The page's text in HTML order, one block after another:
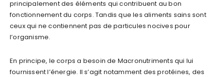
principalement des éléments qui contribuent au bon
fonctionnement du corps. Tandis que les aliments sains sont
ceux qui ne contiennent pas de particules nocives pour
l’organisme.
En principe, le corps a besoin de Macronutriments qui lui
fournissent l’énergie. Il s’agit notamment des protéines, des